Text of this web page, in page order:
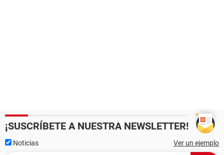
¡SUSCRÍBETE A NUESTRA NEWSLETTER!
Noticias Ver un ejemplo